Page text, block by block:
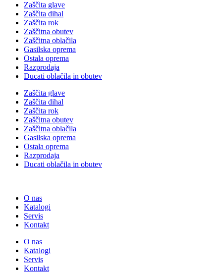
Zaščita glave
Zaščita dihal
Zaščita rok
Zaščitna obutev
Zaščitna oblačila
Gasilska oprema
Ostala oprema
Razprodaja
Ducati oblačila in obutev
Zaščita glave
Zaščita dihal
Zaščita rok
Zaščitna obutev
Zaščitna oblačila
Gasilska oprema
Ostala oprema
Razprodaja
Ducati oblačila in obutev
O nas
Katalogi
Servis
Kontakt
O nas
Katalogi
Servis
Kontakt